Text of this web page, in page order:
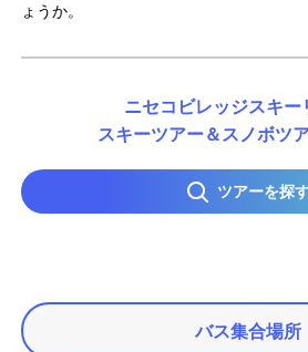
ょうか。
ニセコビレッジスキー
スキーツアー＆スノボツ
ツアーを探
バス集合場所